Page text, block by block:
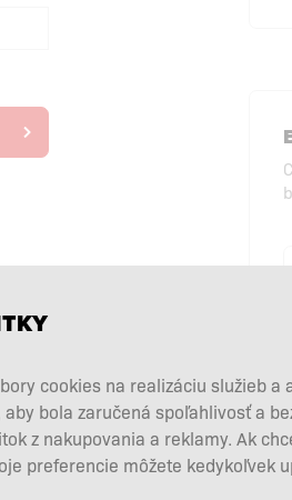
cookies na realizáciu služieb
bola zaručená spoľahlivosť a
z nakupovania a reklamy. Ak
preferencie môžete kedykoľvek